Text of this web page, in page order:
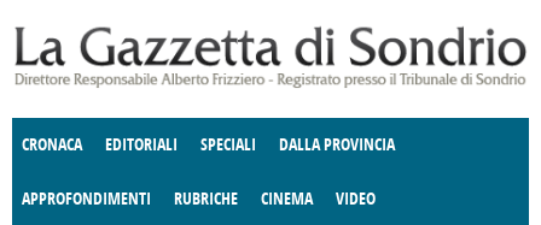
CRONACA EDITORIALI SPECIALI DALLA PROVINCIA
APPROFONDIMENTI RUBRICHE CINEMA VIDEO